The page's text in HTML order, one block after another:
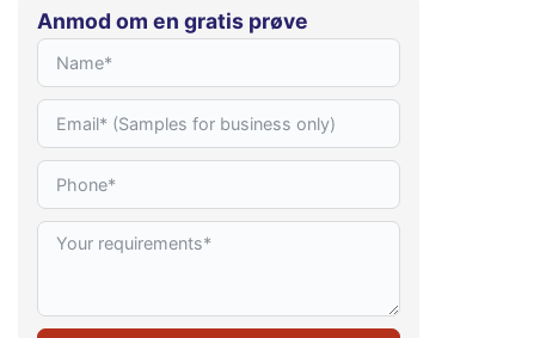
Anmod om en gratis prøve